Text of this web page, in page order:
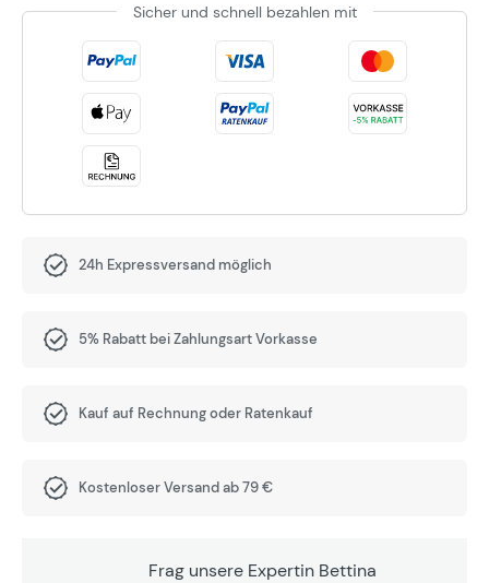
Sicher und schnell bezahlen mit
24h Expressversand möglich
5% Rabatt bei Zahlungsart Vorkasse
Kauf auf Rechnung oder Ratenkauf
Kostenloser Versand ab 79 €
Frag unsere Expertin Bettina